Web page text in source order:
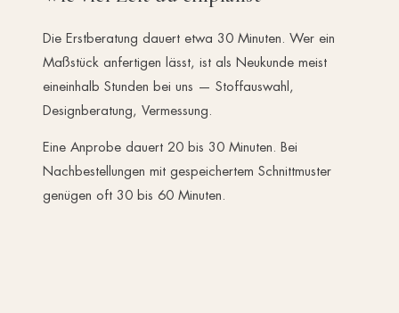
Die Erstberatung dauert etwa 30 Minuten. Wer ein
Maßstück anfertigen lässt, ist als Neukunde meist
eineinhalb Stunden bei uns — Stoffauswahl,
Designberatung, Vermessung.
Eine Anprobe dauert 20 bis 30 Minuten. Bei
Nachbestellungen mit gespeichertem Schnittmuster
genügen oft 30 bis 60 Minuten.